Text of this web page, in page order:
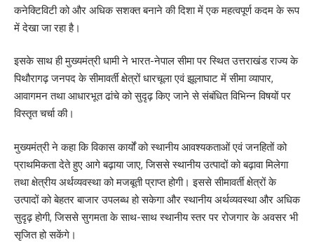
कनेक्टिविटी को और अधिक सशक्त बनाने की दिशा में एक महत्वपूर्ण कदम के रूप
में देखा जा रहा है।
इसके साथ ही मुख्यमंत्री धामी ने भारत-नेपाल सीमा पर स्थित उत्तराखंड राज्य के
पिथौरागढ़ जनपद के सीमावर्ती क्षेत्रों धारचूला एवं झूलाघाट में सीमा व्यापार,
आवागमन तथा आधारभूत ढांचे को सुदृढ़ किए जाने से संबंधित विभिन्न विषयों पर
विस्तृत चर्चा की।
मुख्यमंत्री ने कहा कि विकास कार्यों को स्थानीय आवश्यकताओं एवं जनहितों को
प्राथमिकता देते हुए आगे बढ़ाया जाए, जिससे स्थानीय उत्पादों को बढ़ावा मिलेगा
तथा क्षेत्रीय अर्थव्यवस्था को मजबूती प्राप्त होगी। इससे सीमावर्ती क्षेत्रों के
उत्पादों को बेहतर बाजार उपलब्ध हो सकेगा और स्थानीय अर्थव्यवस्था और अधिक
सुदृढ़ होगी, जिससे सुगमता के साथ-साथ स्थानीय स्तर पर रोजगार के अवसर भी
सृजित हो सकेंगे।